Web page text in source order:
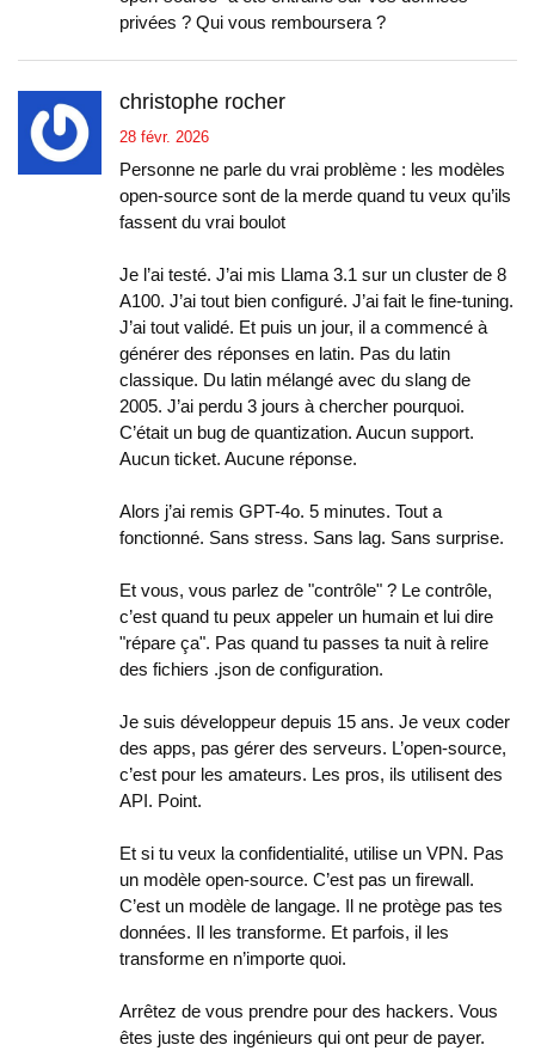
privées ? Qui vous remboursera ?
christophe rocher
28 févr. 2026
Personne ne parle du vrai problème : les modèles
open-source sont de la merde quand tu veux qu’ils
fassent du vrai boulot
Je l’ai testé. J’ai mis Llama 3.1 sur un cluster de 8
A100. J’ai tout bien configuré. J’ai fait le fine-tuning.
J’ai tout validé. Et puis un jour, il a commencé à
générer des réponses en latin. Pas du latin
classique. Du latin mélangé avec du slang de
2005. J’ai perdu 3 jours à chercher pourquoi.
C’était un bug de quantization. Aucun support.
Aucun ticket. Aucune réponse.
Alors j’ai remis GPT-4o. 5 minutes. Tout a
fonctionné. Sans stress. Sans lag. Sans surprise.
Et vous, vous parlez de "contrôle" ? Le contrôle,
c’est quand tu peux appeler un humain et lui dire
"répare ça". Pas quand tu passes ta nuit à relire
des fichiers .json de configuration.
Je suis développeur depuis 15 ans. Je veux coder
des apps, pas gérer des serveurs. L’open-source,
c’est pour les amateurs. Les pros, ils utilisent des
API. Point.
Et si tu veux la confidentialité, utilise un VPN. Pas
un modèle open-source. C’est pas un firewall.
C’est un modèle de langage. Il ne protège pas tes
données. Il les transforme. Et parfois, il les
transforme en n’importe quoi.
Arrêtez de vous prendre pour des hackers. Vous
êtes juste des ingénieurs qui ont peur de payer.